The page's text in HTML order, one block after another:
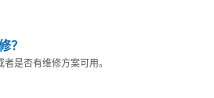
？
是否有维修方案可用。